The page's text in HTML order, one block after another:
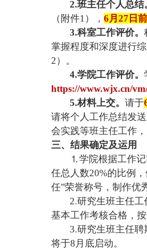
2.班主任个人总结
（附件1） ， 6月27日前
3.科室工作评价。
掌握程度和深度进行
2）。
4.学院工作评价。
https://www.wjx.cn/
5.材料上交。 请于
请将个人工作总结发
会实践等班主任工作
三、结果确定及运用
⒈学院根据工作
任总人数20%的比例
任”荣誉称号，制作优
2.研究生班主任
基本工作考核合格，
3.研究生班主任聘
将于8月底启动。